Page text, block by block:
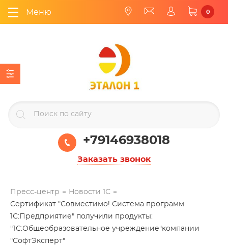
Меню 0
+79146938018
Заказать звонок
Пресс-центр
Новости 1С
Сертификат "Совместимо! Система программ
1С:Предприятие" получили продукты:
"1С:Общеобразовательное учреждение"компании
"СофтЭксперт"